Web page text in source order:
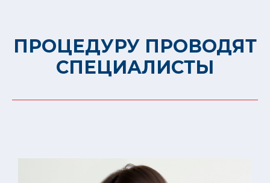
ПРОЦЕДУРУ ПРОВОДЯТ
СПЕЦИАЛИСТЫ